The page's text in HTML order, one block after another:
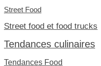
Street Food
Street food et food trucks
Tendances culinaires
Tendances Food